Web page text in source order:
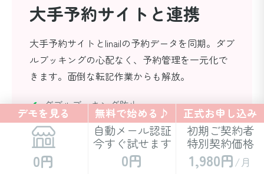
大手予約サイトと連携
大手予約サイトとlinailの予約データを同期。ダブ
ルブッキングの心配なく、予約管理を一元化で
きます。面倒な転記作業からも解放。
ダブルブッキング防止
予約の一元管理
個別対応費用 通常 990円→ 月額 550円（要申
込）
デモを見る
0円
無料で始める♪
自動メール認証
今すぐ試せます
0円
正式お申し込み
初期ご契約者
特別契約価格
1,980円/月